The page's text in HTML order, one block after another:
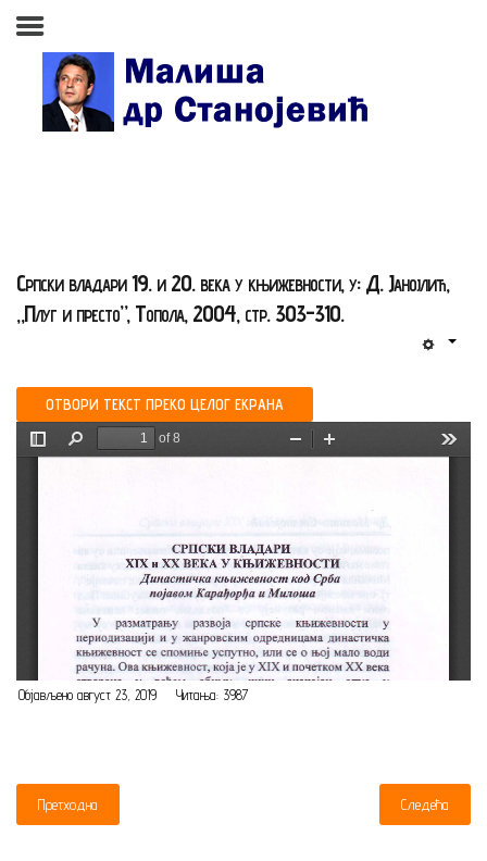
Почетна страна
Изабране студије, чланци,
записи
Сећања, људи, догађаји
Контакт
Српски владари 19. и 20. века у књижевности, у: Д. Јанојлић,
„Плуг и престо”, Топола, 2004, стр. 303-310.
ОТВОРИ ТЕКСТ ПРЕКО ЦЕЛОГ ЕКРАНА
Објављено август 23, 2019 Читања: 3987
Претходна Следећа